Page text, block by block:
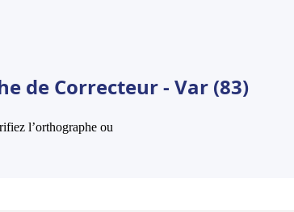
de Correcteur - Var (83)
l’orthographe ou